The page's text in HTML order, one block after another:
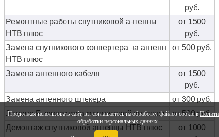
Продолжая использовать сайт, вы соглашаетесь на обработку файлов cookie и
обработки персональных данных
руб.
Ремонтные работы спутниковой антенны
НТВ плюс
от 1500
руб.
Замена спутникового конвертера на антенн
НТВ плюс
от 500 руб.
Замена антенного кабеля
от 1500
руб.
Замена антенного штекера
от 300 руб.
Замена F-коннектора спутниковой антенны
от 500 руб.
Демонтаж спутниковой антенны НТВ плюс
от 1000